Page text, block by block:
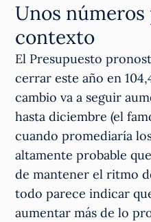
Unos números
contexto
El Presupuesto
cerrar este año en
cambio va a seguir
hasta diciembre (el
cuando promediaría
altamente probable
de mantener el ritmo
todo parece indicar
aumentar más de lo